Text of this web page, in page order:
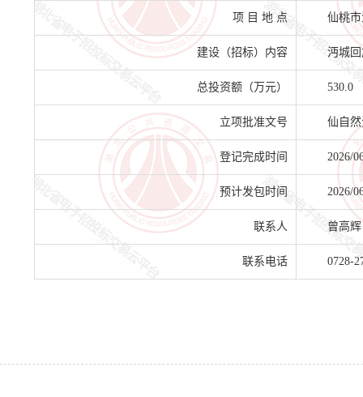
项 目 地 点 仙桃
建设（招标）内容 沔城
总投资额（万元） 530.0
立项批准文号 仙自
登记完成时间 2026/
预计发包时间 2026/
联系人 曾高辉
联系电话 0728-